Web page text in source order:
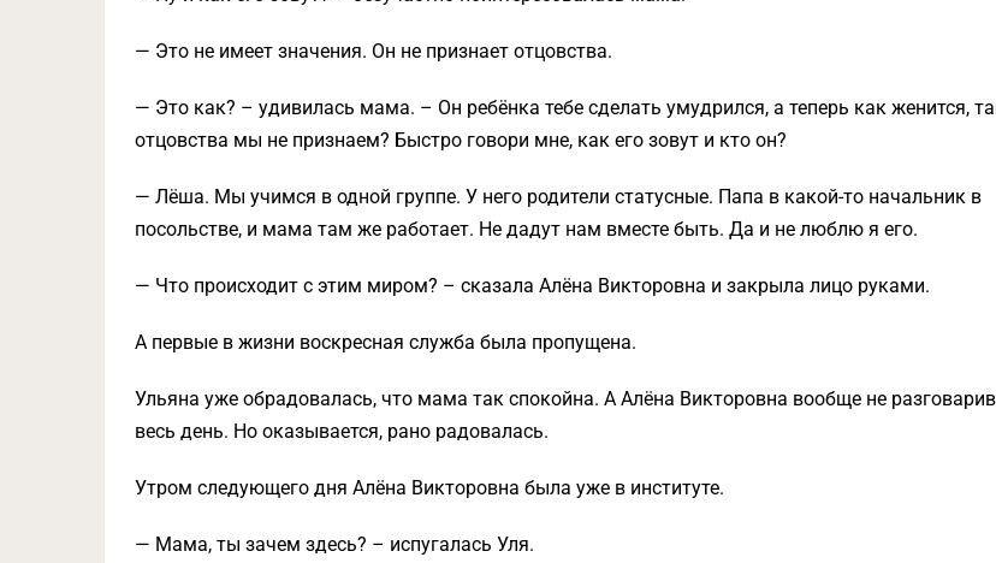
— Это не имеет значения. Он не признает отцовства.
— Это как? – удивилась мама. – Он ребёнка тебе сделать умудрился, а теперь как женится,
отцовства мы не признаем? Быстро говори мне, как его зовут и кто он?
— Лёша. Мы учимся в одной группе. У него родители статусные. Папа в какой-то начальник в
посольстве, и мама там же работает. Не дадут нам вместе быть. Да и не люблю я его.
— Что происходит с этим миром? – сказала Алёна Викторовна и закрыла лицо руками.
А первые в жизни воскресная служба была пропущена.
Ульяна уже обрадовалась, что мама так спокойна. А Алёна Викторовна вообще не
весь день. Но оказывается, рано радовалась.
Утром следующего дня Алёна Викторовна была уже в институте.
— Мама, ты зачем здесь? – испугалась Уля.